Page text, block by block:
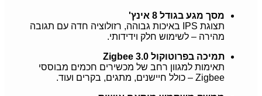
מסך מגע בגודל 8 אינץ'
תצוגת IPS באיכות גבוהה, רזולוציה חדה עם תגובה
מהירה – לשימוש חלק וידידותי.
תמיכה בפרוטוקול Zigbee 3.0
תאימות למגוון רחב של מכשירים חכמים מבוססי
Zigbee – כולל חיישנים, מתגים, בקרים ועוד.